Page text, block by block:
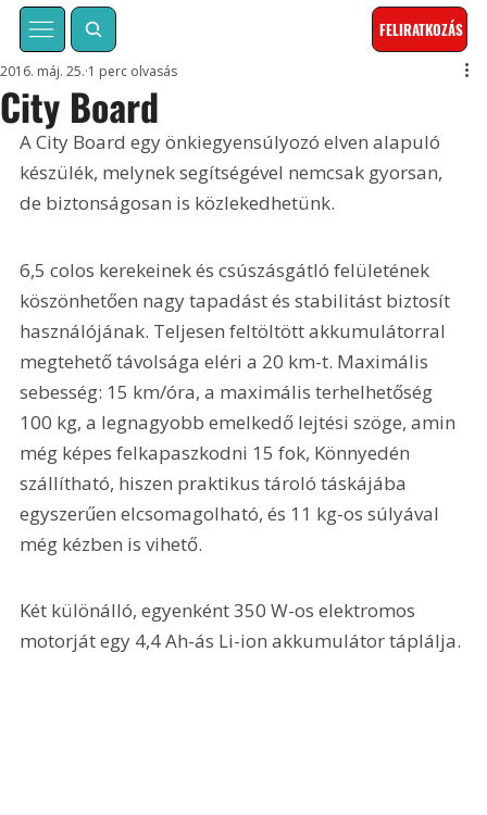
FELIRATKOZÁS
City Board
2016. máj. 25. 1 perc olvasás
A City Board egy önkiegyensúlyozó elven alapuló
készülék, melynek segítségével nemcsak gyorsan,
de biztonságosan is közlekedhetünk.
6,5 colos kerekeinek és csúszásgátló felületének
köszönhetően nagy tapadást és stabilitást biztosít
használójának. Teljesen feltöltött akkumulátorral
megtehető távolsága eléri a 20 km-t. Maximális
sebesség: 15 km/óra, a maximális terhelhetőség
100 kg, a legnagyobb emelkedő lejtési szöge, amin
még képes felkapaszkodni 15 fok, Könnyedén
szállítható, hiszen praktikus tároló táskájába
egyszerűen elcsomagolható, és 11 kg-os súlyával
még kézben is vihető.
Két különálló, egyenként 350 W-os elektromos
motorját egy 4,4 Ah-ás Li-ion akkumulátor táplálja.